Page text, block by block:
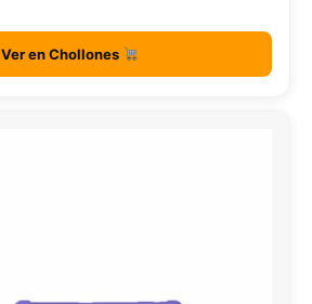
Ver en Chollones